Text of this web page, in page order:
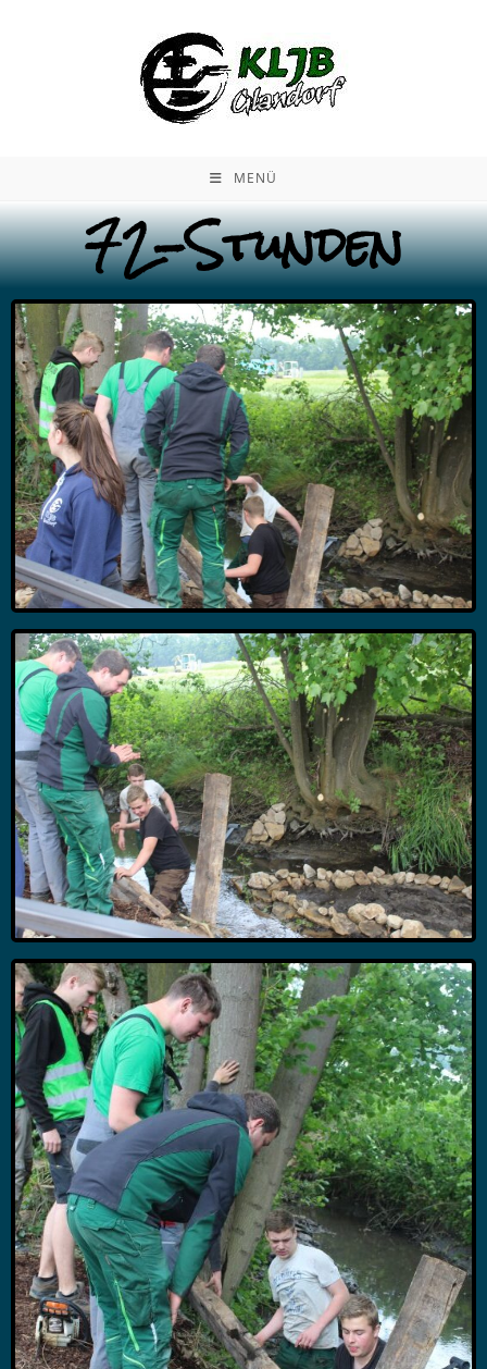
MENÜ
72-Stunden